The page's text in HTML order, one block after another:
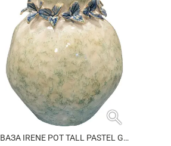
search
ВАЗА IRENE POT TALL PASTEL GREEN